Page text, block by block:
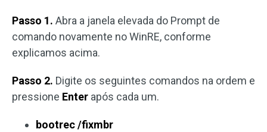
Passo 1. Abra a janela elevada do Prompt de
comando novamente no WinRE, conforme
explicamos acima.
Passo 2. Digite os seguintes comandos na ordem e
pressione Enter após cada um.
bootrec /fixmbr